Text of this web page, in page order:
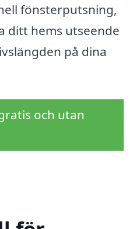
fönsterputsning,
ditt hems utseende
på dina
och utan